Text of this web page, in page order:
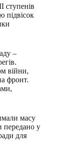
ступенів
підвісок
–
війни,
фронт.
масу
передано у
для